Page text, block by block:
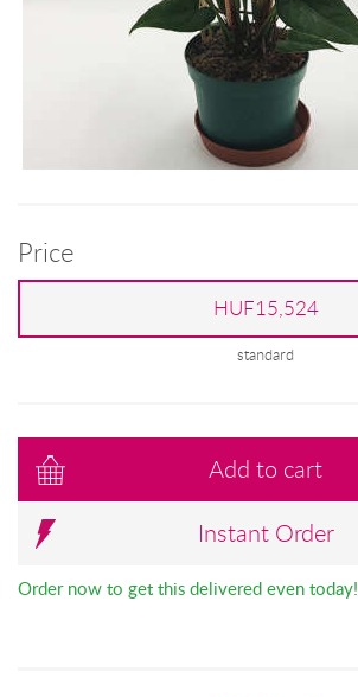
Price
HUF15,524
standard
Add to cart
Instant Order
Order now to get this delivered even today!